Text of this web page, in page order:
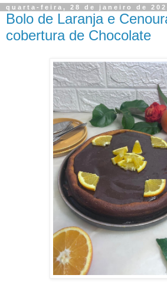
quarta-feira, 28 de janeiro de
Bolo de Laranja e
cobertura de Chocolate